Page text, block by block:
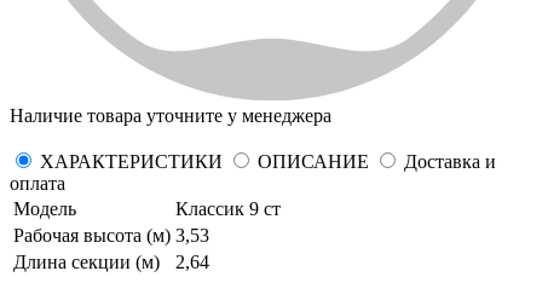
Наличие товара уточните у менеджера
ХАРАКТЕРИСТИКИ ОПИСАНИЕ
Доставка и
оплата
Модель
Классик 9 ст
Рабочая высота (м) 3,53
Длина секции (м)
2,64